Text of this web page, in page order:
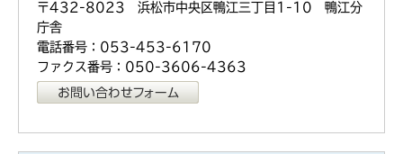
〒432-8023 浜松市中央区鴨江三丁目1-10 鴨江分
庁舎
電話番号：053-453-6170
ファクス番号：050-3606-4363